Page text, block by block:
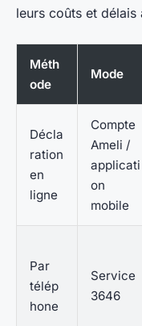
leurs coûts et
Méth
ode
Mode
Décla
ration
en
ligne
Compte
Ameli /
applicati
on
mobile
Par
télép
hone
Service
3646